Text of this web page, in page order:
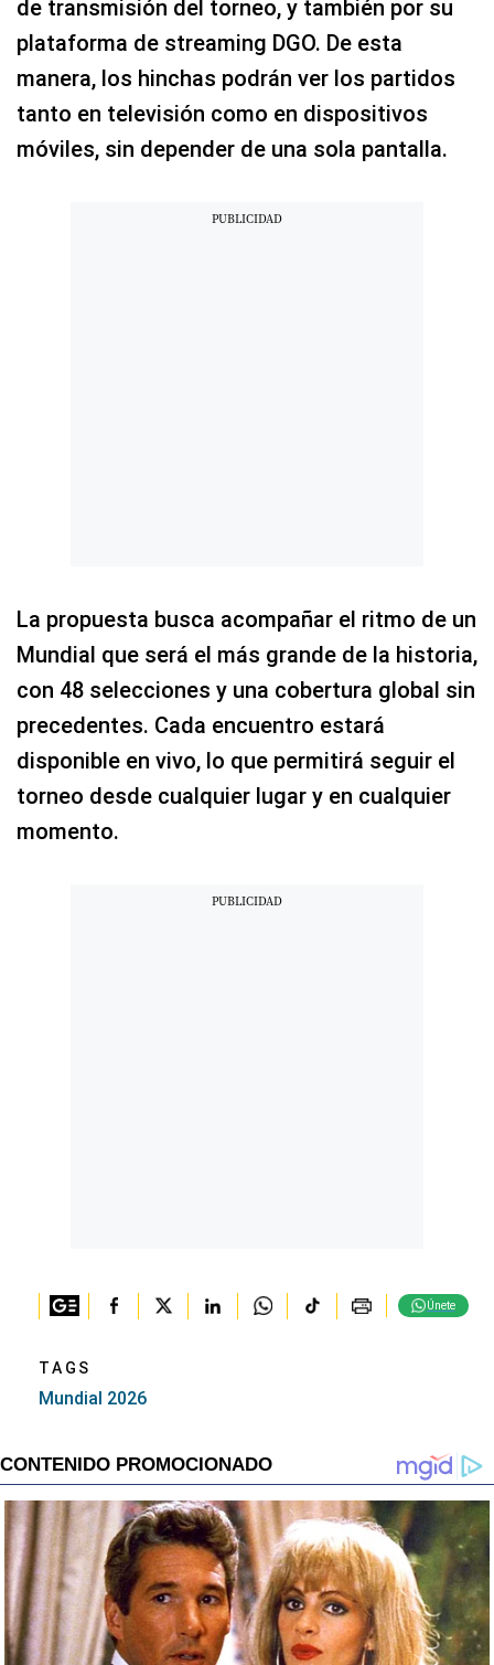
de transmisión del torneo, y también por su
plataforma de streaming DGO. De esta
manera, los hinchas podrán ver los partidos
tanto en televisión como en dispositivos
móviles, sin depender de una sola pantalla.
La propuesta busca acompañar el ritmo de un
Mundial que será el más grande de la historia,
con 48 selecciones y una cobertura global sin
precedentes. Cada encuentro estará
disponible en vivo, lo que permitirá seguir el
torneo desde cualquier lugar y en cualquier
momento.
Únete
TAGS
Mundial 2026